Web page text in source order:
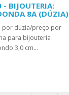
BIJOUTERIA:
8A (DÚZIA)
por dúzia/preço por
para bijouteria
3,0 cm...